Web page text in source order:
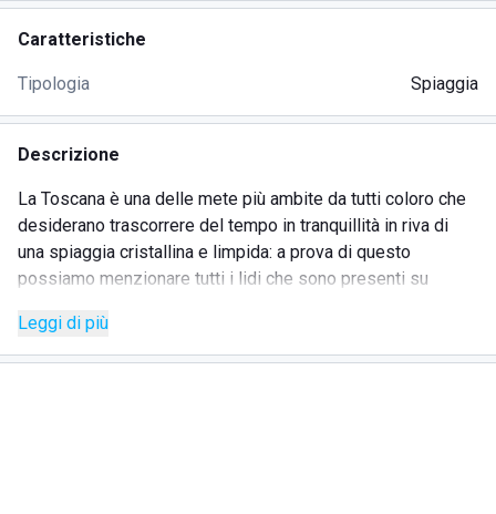
Caratteristiche
Tipologia Spiaggia
Descrizione
La Toscana è una delle mete più ambite da tutti coloro che
desiderano trascorrere del tempo in tranquillità in riva di
una spiaggia cristallina e limpida: a prova di questo
possiamo menzionare tutti i lidi che sono presenti su
turisti e dai cittadini del posto.
Leggi di più